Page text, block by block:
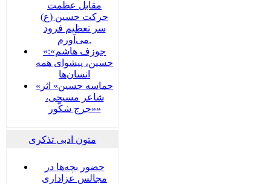
مقابل عظمت
حرکت حسین (ع)
سر تعظیم فرود
می‌آورم.
«جوزف هاشم»:
حسین، پیشوای همه
انسان‌ها
«حماسه حسین» اثر
شاعر مسیحی،
«جرج شکّور»
متون ادبی تذکری
حضور بچه‌‌‌ها در
مجالس عزاداری